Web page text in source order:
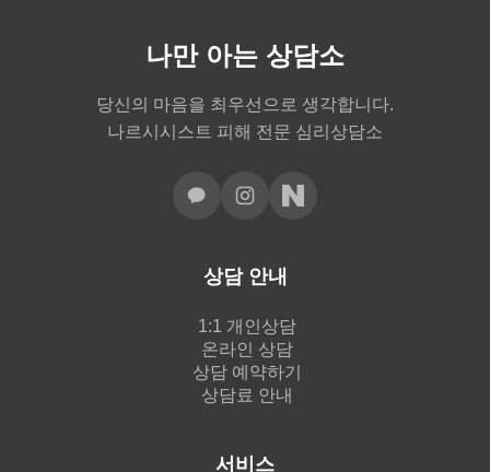
나만 아는 상담소
당신의 마음을 최우선으로 생각합니다.
나르시시스트 피해 전문 심리상담소
상담 안내
1:1 개인상담
온라인 상담
상담 예약하기
상담료 안내
서비스